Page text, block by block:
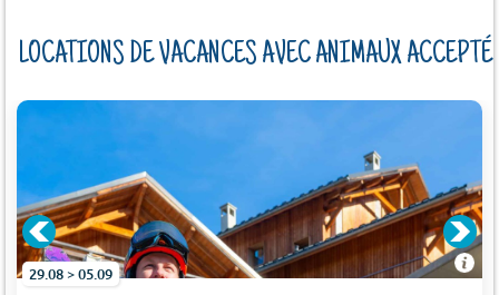
LOCATIONS DE VACANCES AVEC ANIMAUX
29.08 > 05.09